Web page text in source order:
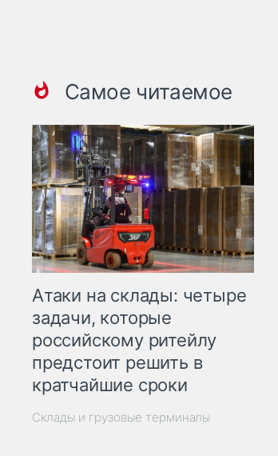
Самое читаемое
Атаки на склады: четыре
задачи, которые
российскому ритейлу
предстоит решить в
кратчайшие сроки
Склады и грузовые терминалы